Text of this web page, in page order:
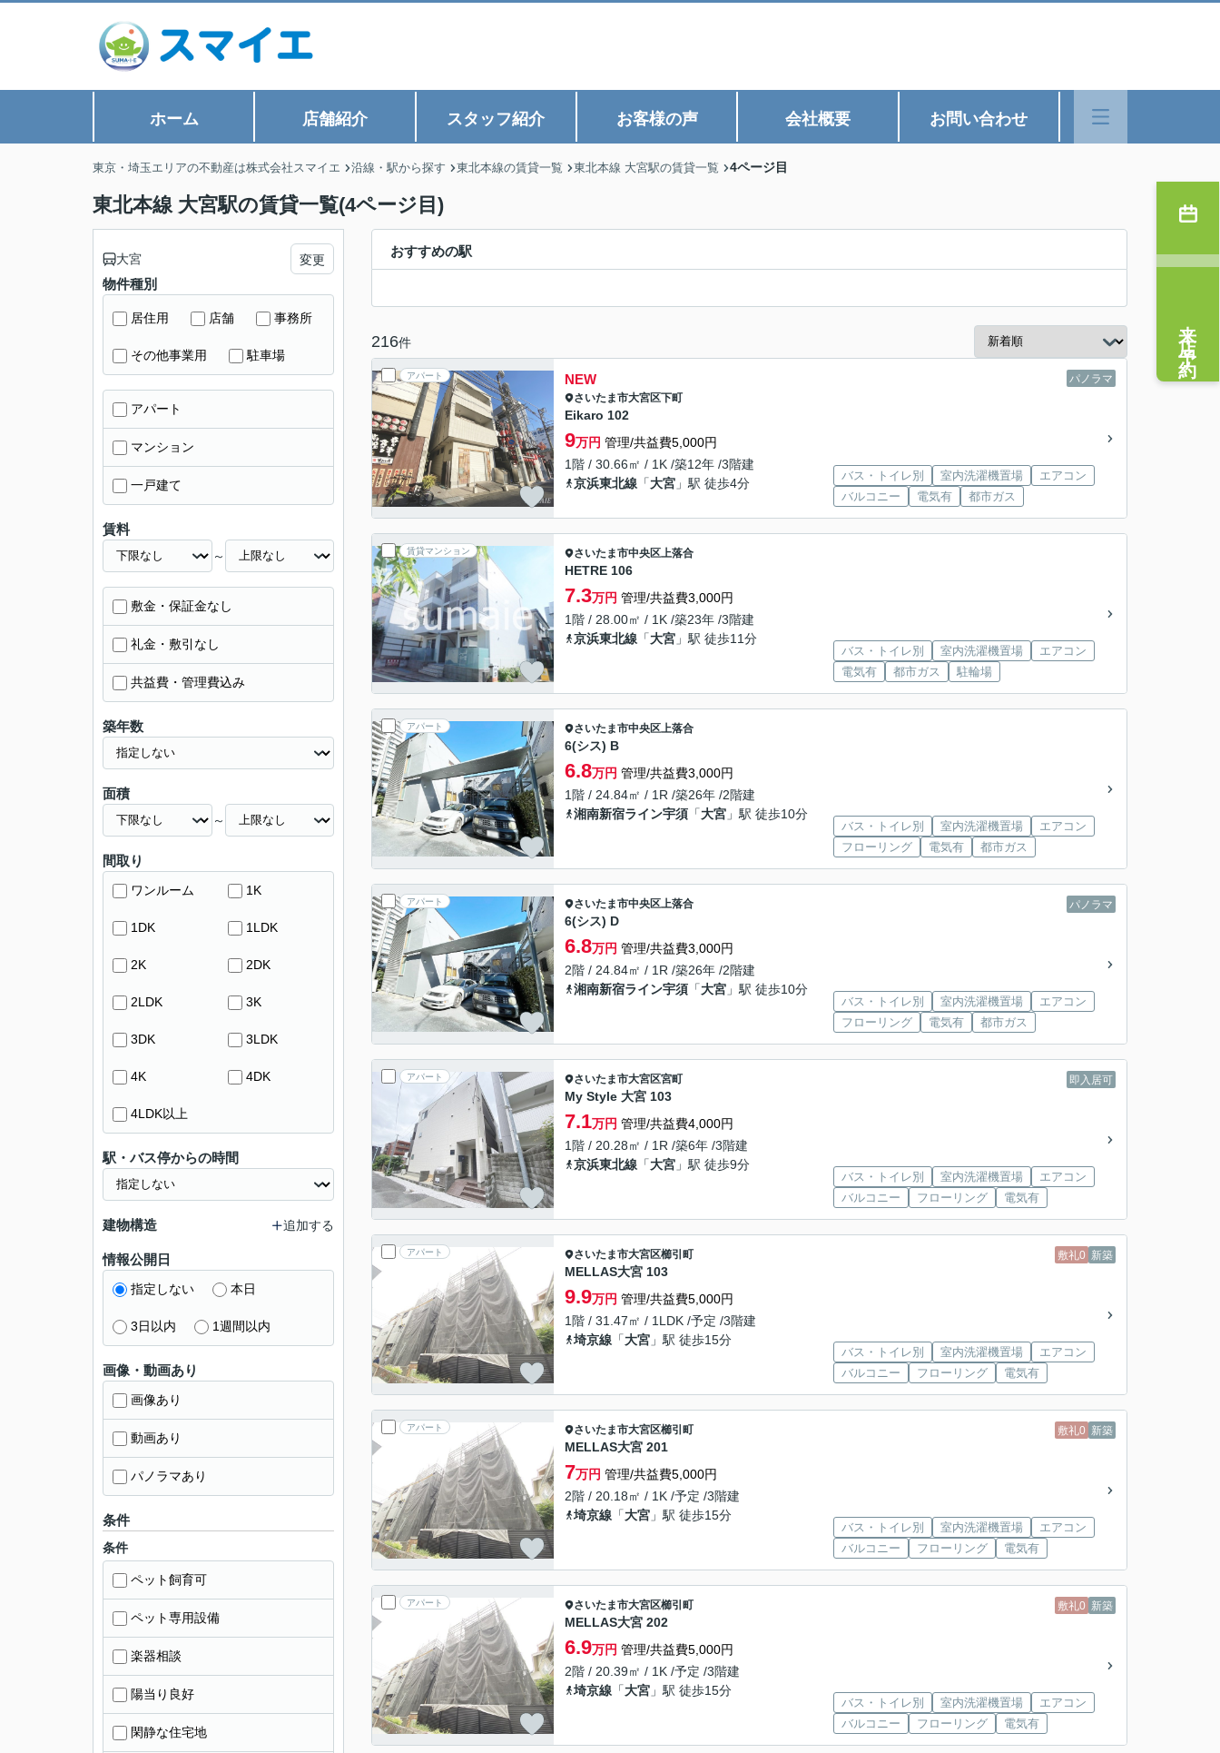
ホーム 店舗紹介 スタッフ紹介 お客様の声 会社概要 お問い合わせ
東京・埼玉エリアの不動産は株式会社スマイエ 沿線・駅から探す 東北本線の賃貸一覧 東北本線 大宮駅の賃貸一覧 4ページ目
東北本線 大宮駅の賃貸一覧(4ページ目)
おすすめの駅
216件
アパート パノラマ
NEW
さいたま市大宮区下町
Eikaro 102
9万円 管理/共益費5,000円
1階 / 30.66㎡ / 1K /築12年 /3階建
京浜東北線 「大宮 」駅 徒歩4分
バス・トイレ別 室内洗濯機置場
エアコン
バルコニー
電気有 都市ガス
賃貸マンション さいたま市中央区上落合
HETRE 106
7.3万円 管理/共益費3,000円
1階 / 28.00㎡ / 1K /築23年 /3階建
京浜東北線 「大宮 」駅 徒歩11分
バス・トイレ別 室内洗濯機置場
エアコン
電気有
都市ガス 駐輪場
アパート さいたま市中央区上落合
6(シス) B
6.8万円 管理/共益費3,000円
1階 / 24.84㎡ / 1R /築26年 /2階建
湘南新宿ライン宇須 「大宮 」駅 徒歩10分
バス・トイレ別 室内洗濯機置場
エアコン
フローリング
電気有 都市ガス
アパート パノラマ
さいたま市中央区上落合
6(シス) D
6.8万円 管理/共益費3,000円
2階 / 24.84㎡ / 1R /築26年 /2階建
湘南新宿ライン宇須 「大宮 」駅 徒歩10分
バス・トイレ別 室内洗濯機置場
エアコン
フローリング
電気有 都市ガス
アパート 即入居可
さいたま市大宮区宮町
My Style 大宮 103
7.1万円 管理/共益費4,000円
1階 / 20.28㎡ / 1R /築6年 /3階建
京浜東北線 「大宮 」駅 徒歩9分
バス・トイレ別 室内洗濯機置場
エアコン
バルコニー
フローリング 電気有
アパート 敷礼0 新築
さいたま市大宮区櫛引町
MELLAS大宮 103
9.9万円 管理/共益費5,000円
1階 / 31.47㎡ / 1LDK /予定 /3階建
埼京線 「大宮 」駅 徒歩15分
バス・トイレ別 室内洗濯機置場
エアコン
バルコニー
フローリング 電気有
アパート 敷礼0 新築
さいたま市大宮区櫛引町
MELLAS大宮 201
7万円 管理/共益費5,000円
2階 / 20.18㎡ / 1K /予定 /3階建
埼京線 「大宮 」駅 徒歩15分
バス・トイレ別 室内洗濯機置場
エアコン
バルコニー
フローリング 電気有
アパート 敷礼0 新築
さいたま市大宮区櫛引町
MELLAS大宮 202
6.9万円 管理/共益費5,000円
2階 / 20.39㎡ / 1K /予定 /3階建
埼京線 「大宮 」駅 徒歩15分
バス・トイレ別 室内洗濯機置場
エアコン
バルコニー
フローリング 電気有
大宮 変更
物件種別
居住用 店舗 事務所
その他事業用 駐車場
アパート
マンション
一戸建て
賃料
～
敷金・保証金なし
礼金・敷引なし
共益費・管理費込み
築年数
面積
～
間取り
ワンルーム 1K
1DK 1LDK
2K 2DK
2LDK 3K
3DK 3LDK
4K 4DK
4LDK以上
駅・バス停からの時間
建物構造 追加する
情報公開日
指定しない 本日
3日以内 1週間以内
画像・動画あり
画像あり
動画あり
パノラマあり
条件
条件
ペット飼育可
ペット専用設備
楽器相談
陽当り良好
閑静な住宅地
来店予約